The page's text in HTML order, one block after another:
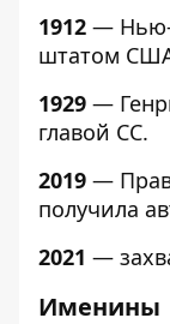
1912 — Нью-
штатом
1929 —
главой СС.
2019 —
получила
2021 —
Именины